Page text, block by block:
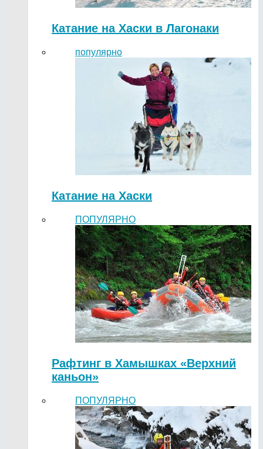
Катание на Хаски в Лагонаки
популярно
Катание на Хаски
ПОПУЛЯРНО
Рафтинг в Хамышках «Верхний
каньон»
ПОПУЛЯРНО